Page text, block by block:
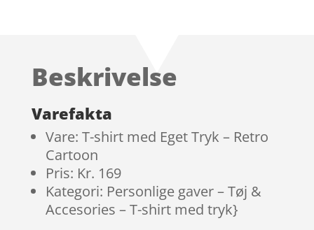
Beskrivelse
Varefakta
Vare: T-shirt med Eget Tryk – Retro
Cartoon
Pris: Kr. 169
Kategori: Personlige gaver – Tøj &
Accesories – T-shirt med tryk}